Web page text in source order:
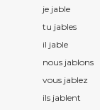
je jable
tu jables
il jable
nous jablons
vous jablez
ils jablent